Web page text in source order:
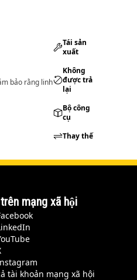
bảo rằng linh
Tái sản
xuất
Không
được trả
lại
Bộ công
cụ
Thay thế
mạng xã hội
tài khoản mạng xã hội